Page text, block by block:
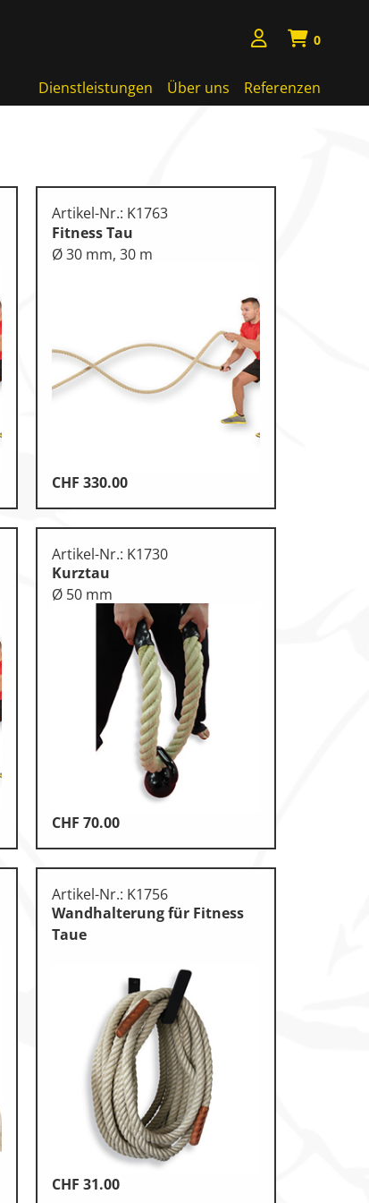
0
Dienstleistungen Über uns Referenzen
Artikel-Nr.: K1763
Fitness Tau
Ø 30 mm, 30 m
CHF 330.00
Artikel-Nr.: K1730
Kurztau
Ø 50 mm
CHF 70.00
Artikel-Nr.: K1756
Wandhalterung für Fitness
Taue
CHF 31.00